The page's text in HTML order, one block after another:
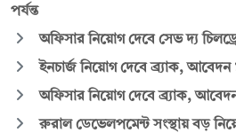
পর্যন্ত
অফিসার নিয়োগ দেবে সেভ দ্য
ইনচার্জ নিয়োগ দেবে ব্র্যাক, আবেদন
অফিসার নিয়োগ দেবে ব্র্যাক,
রুরাল ডেভেলপমেন্ট সংস্থায় বড়